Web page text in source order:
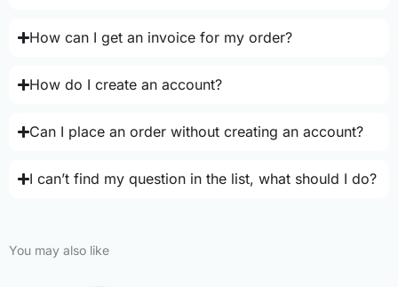
How can I get an invoice for my order?
How do I create an account?
Can I place an order without creating an account?
I can’t find my question in the list, what should I do?
You may also like